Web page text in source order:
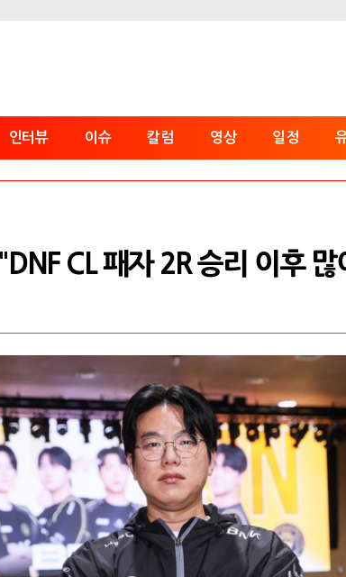
인터뷰 이슈 칼럼 영상 일정
CL 패자 2R 승리 이후